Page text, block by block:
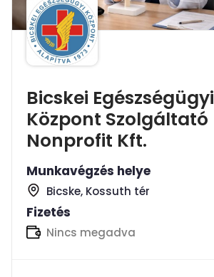
Bicskei Egészségügyi
Központ Szolgáltató
Nonprofit Kft.
Munkavégzés helye
Bicske, Kossuth tér
Fizetés
Nincs megadva